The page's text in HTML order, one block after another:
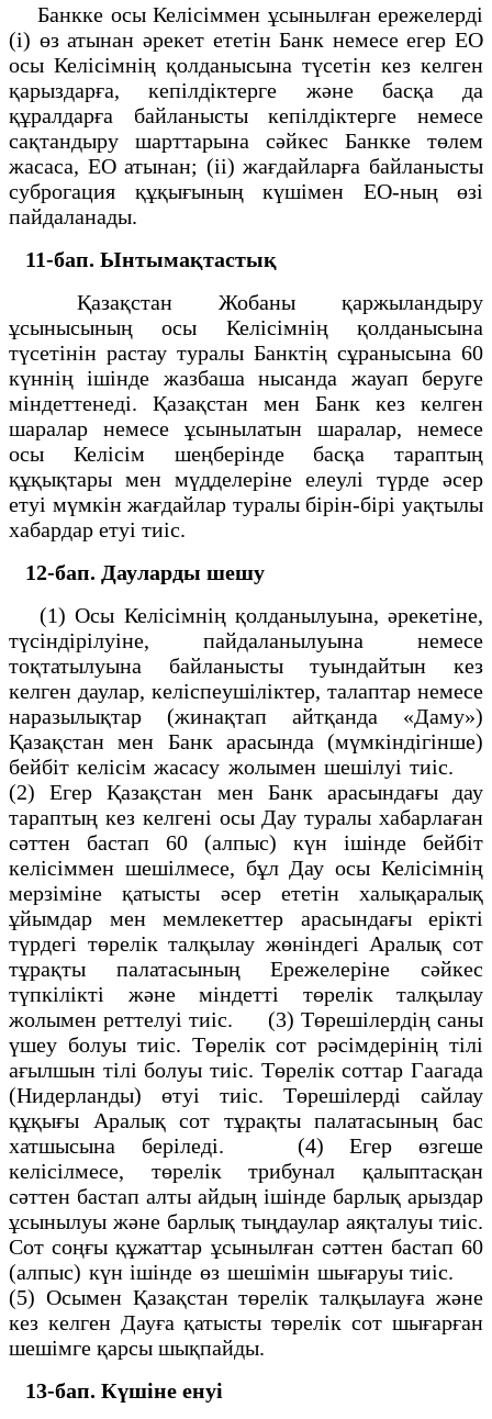
Банкке осы Келісіммен ұсынылған ережелерді
(і) өз атынан әрекет ететін Банк немесе егер ЕО
осы Келісімнің қолданысына түсетін кез келген
қарыздарға, кепілдіктерге және басқа да
құралдарға байланысты кепілдіктерге немесе
сақтандыру шарттарына сәйкес Банкке төлем
жасаса, ЕО атынан; (іі) жағдайларға байланысты
суброгация құқығының күшімен ЕО-ның өзі
пайдаланады.
11-бап. Ынтымақтастық
Қазақстан Жобаны қаржыландыру
ұсынысының осы Келісімнің қолданысына
түсетінін растау туралы Банктің сұранысына 60
күннің ішінде жазбаша нысанда жауап беруге
міндеттенеді. Қазақстан мен Банк кез келген
шаралар немесе ұсынылатын шаралар, немесе
осы Келісім шеңберінде басқа тараптың
құқықтары мен мүдделеріне елеулі түрде әсер
етуі мүмкін жағдайлар туралы бірін-бірі уақтылы
хабардар етуі тиіс.
12-бап. Дауларды шешу
(1) Осы Келісімнің қолданылуына, әрекетіне,
түсіндірілуіне, пайдаланылуына немесе
тоқтатылуына байланысты туындайтын кез
келген даулар, келіспеушіліктер, талаптар немесе
наразылықтар (жинақтап айтқанда «Даму»)
Қазақстан мен Банк арасында (мүмкіндігінше)
бейбіт келісім жасасу жолымен шешілуі тиіс.
(2) Егер Қазақстан мен Банк арасындағы дау
тараптың кез келгені осы Дау туралы хабарлаған
сәттен бастап 60 (алпыс) күн ішінде бейбіт
келісіммен шешілмесе, бұл Дау осы Келісімнің
мерзіміне қатысты әсер ететін халықаралық
ұйымдар мен мемлекеттер арасындағы ерікті
түрдегі төрелік талқылау жөніндегі Аралық сот
тұрақты палатасының Ережелеріне сәйкес
түпкілікті және міндетті төрелік талқылау
жолымен реттелуі тиіс. (3) Төрешілердің саны
үшеу болуы тиіс. Төрелік сот рәсімдерінің тілі
ағылшын тілі болуы тиіс. Төрелік соттар Гаагада
(Нидерланды) өтуі тиіс. Төрешілерді сайлау
құқығы Аралық сот тұрақты палатасының бас
хатшысына беріледі. (4) Егер өзгеше
келісілмесе, төрелік трибунал қалыптасқан
сәттен бастап алты айдың ішінде барлық арыздар
ұсынылуы және барлық тыңдаулар аяқталуы тиіс.
Сот соңғы құжаттар ұсынылған сәттен бастап 60
(алпыс) күн ішінде өз шешімін шығаруы тиіс.
(5) Осымен Қазақстан төрелік талқылауға және
кез келген Дауға қатысты төрелік сот шығарған
шешімге қарсы шықпайды.
13-бап. Күшіне енуі